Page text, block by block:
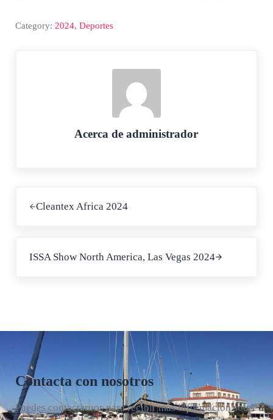
Category: 2024, Deportes
Acerca deadministrador
Cleantex Africa 2024
ISSA Show North America, Las Vegas 2024
Contacta con nosotros
Puedes contactarnos para recibir más información sobre